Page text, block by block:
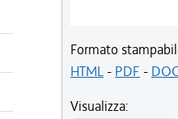
Formato
HTML- PDF -
Visualizza: